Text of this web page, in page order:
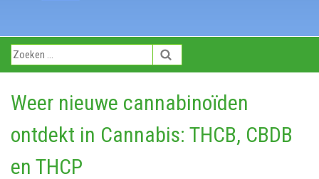
Weer nieuwe cannabinoïden
ontdekt in Cannabis: THCB, CBDB
en THCP